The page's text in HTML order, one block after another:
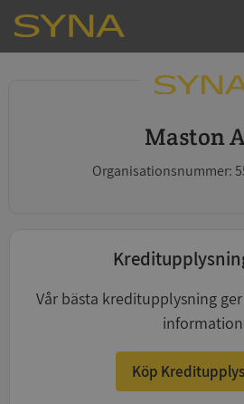
Maston
Organisationsnummer:
Vår bästa kreditupplysning
information
Köp